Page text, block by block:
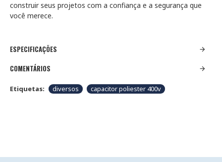
construir seus projetos com a confiança e a segurança que
você merece.
ESPECIFICAÇÕES
COMENTÁRIOS
Etiquetas: diversos capacitor poliester 400v